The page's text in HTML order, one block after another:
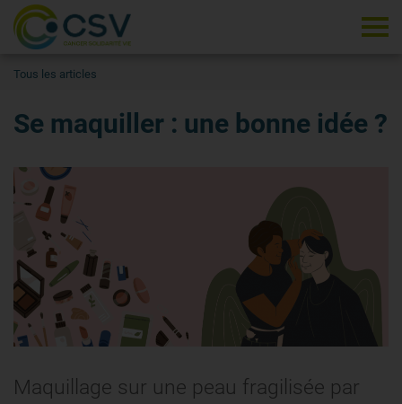
Tous les articles
Se maquiller : une bonne idée ?
Maquillage sur une peau fragilisée par